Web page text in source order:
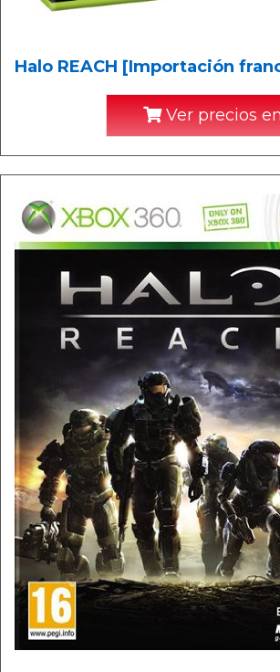
Halo REACH [Importación
Ver precios